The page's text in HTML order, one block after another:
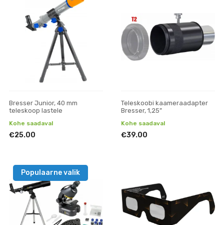
Bresser Junior, 40 mm
teleskoop lastele
Kohe saadaval
€25.00
Teleskoobi kaameraadapter
Bresser, 1,25”
Kohe saadaval
€39.00
Populaarne valik